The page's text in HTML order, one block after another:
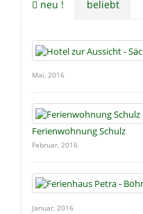
neu ! beliebt
Mai, 2016
Ferienwohnung Schulz
Februar, 2016
Januar, 2016